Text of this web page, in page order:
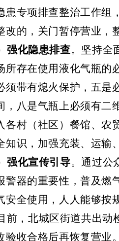
患专项排查整治工作组
改的，关门暂停营业，
强化隐患排查。坚持全
所存在使用液化气瓶的
须带有熄火保护，五是
，八是气瓶上必须有二
各村（社区）餐馆、农
知识，加强充装、运输
强化宣传引导。通过公
警器的重要性，普及燃
安全使用，人人能够按
前，北城区街道共出动
验收合格后再恢复营业